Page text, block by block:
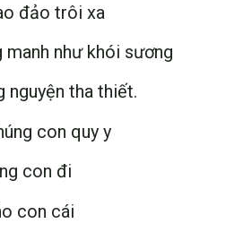
đảo trôi xa
như khói sương
nguyện tha thiết.
con quy y
con đi
con cái